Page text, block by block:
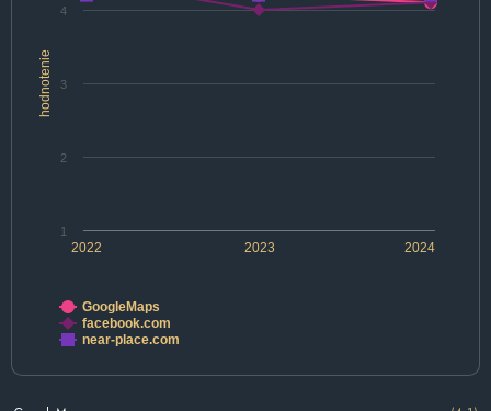
hodnotenie
2022 2023 2024
1
2
3
4
GoogleMaps
facebook.com
near-place.com